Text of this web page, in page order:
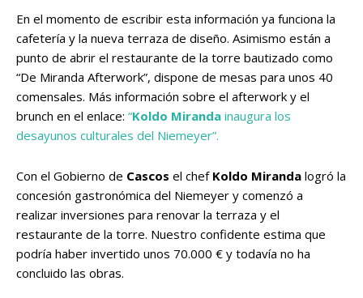
En el momento de escribir esta información ya funciona la
cafetería y la nueva terraza de diseño. Asimismo están a
punto de abrir el restaurante de la torre bautizado como
“De Miranda Afterwork”, dispone de mesas para unos 40
comensales. Más información sobre el afterwork y el
brunch en el enlace: “Koldo Miranda inaugura los
desayunos culturales del Niemeyer”.
Con el Gobierno de Cascos el chef Koldo Miranda logró la
concesión gastronómica del Niemeyer y comenzó a
realizar inversiones para renovar la terraza y el
restaurante de la torre. Nuestro confidente estima que
podría haber invertido unos 70.000 € y todavía no ha
concluido las obras.